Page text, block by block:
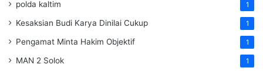
polda kaltim 1
Kesaksian Budi Karya Dinilai Cukup 1
Pengamat Minta Hakim Objektif 1
MAN 2 Solok 1